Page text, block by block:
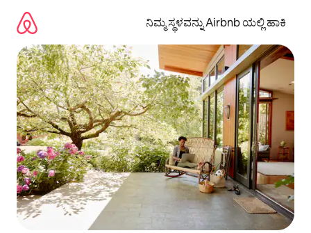
ಹೋಗಿ
ನಿಮ್ಮ ಸ್ಥಳವನ್ನು Airbnb ಯಲ್ಲಿ ಹಾಕಿ